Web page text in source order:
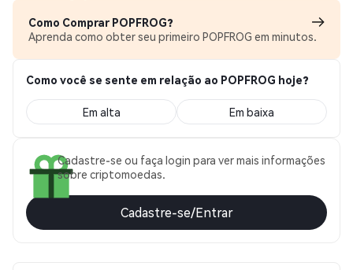
Como Comprar POPFROG?
Aprenda como obter seu primeiro POPFROG em minutos.
Como você se sente em relação ao POPFROG hoje?
Em alta Em baixa
Cadastre-se ou faça login para ver mais informações
sobre criptomoedas.
Cadastre-se/Entrar